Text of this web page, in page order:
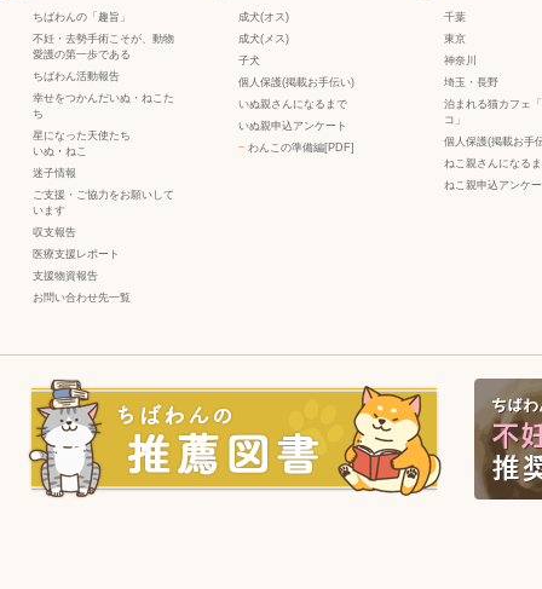
ちばわんの「趣旨」
不妊・去勢手術こそが、動物
愛護の第一歩である
ちばわん活動報告
幸せをつかんだいぬ・ねこた
ち
星になった天使たち
いぬ ・ ねこ
迷子情報
ご支援・ご協力をお願いして
います
収支報告
医療支援レポート
支援物資報告
お問い合わせ先一覧
成犬(オス)
成犬(メス)
子犬
個人保護(掲載お手伝い)
いぬ親さんになるまで
いぬ親申込アンケート
− わんこの準備編[PDF]
千葉
東京
神奈川
埼玉・長野
泊まれる猫カフェ
コ」
個人保護(掲載お手
ねこ親さんになる
ねこ親申込アンケ